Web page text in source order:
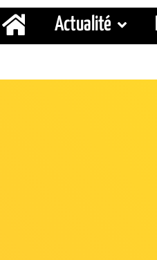
Actualité